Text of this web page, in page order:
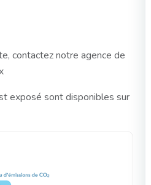
contactez notre agence de
exposé sont disponibles sur